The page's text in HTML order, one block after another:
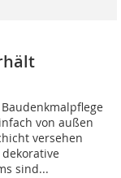
von außen
versehen
sind...